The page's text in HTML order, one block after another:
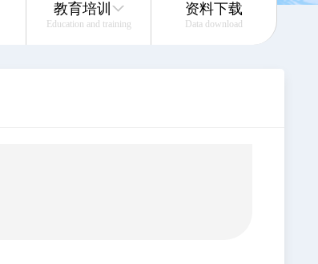
教育培训
Education and training
资料下载
Data download